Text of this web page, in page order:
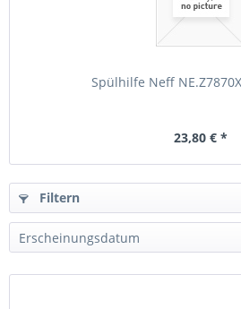
Spülhilfe Neff
23,80 € *
Filtern